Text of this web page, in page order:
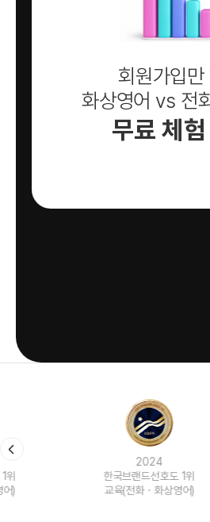
회원가입만
화상영어 vs 전
무료 체
한국브랜드선호도 1위
교육(전화ㆍ화상영어)